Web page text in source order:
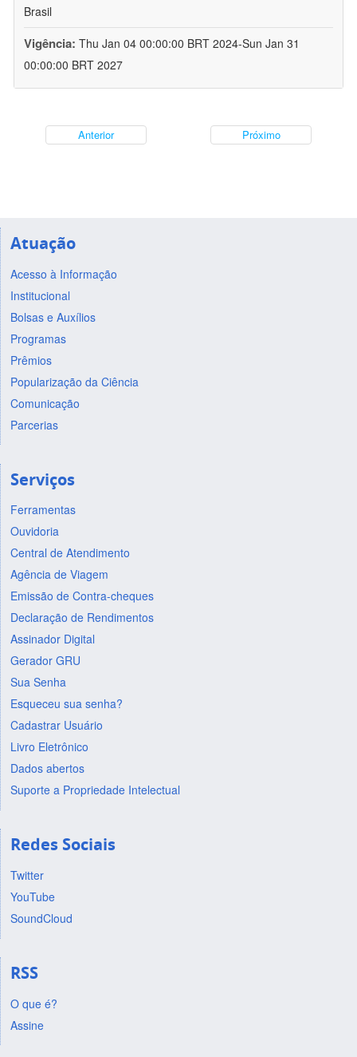
Brasil
Vigência: Thu Jan 04 00:00:00 BRT 2024-Sun Jan 31
00:00:00 BRT 2027
Anterior Próximo
Atuação
Acesso à Informação
Institucional
Bolsas e Auxílios
Programas
Prêmios
Popularização da Ciência
Comunicação
Parcerias
Serviços
Ferramentas
Ouvidoria
Central de Atendimento
Agência de Viagem
Emissão de Contra-cheques
Declaração de Rendimentos
Assinador Digital
Gerador GRU
Sua Senha
Esqueceu sua senha?
Cadastrar Usuário
Livro Eletrônico
Dados abertos
Suporte a Propriedade Intelectual
Redes Sociais
Twitter
YouTube
SoundCloud
RSS
O que é?
Assine